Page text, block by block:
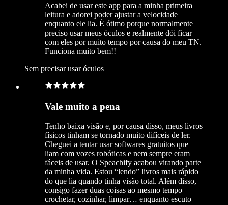
Acabei de usar este app para a minha primeira
leitura e adorei poder ajustar a velocidade
enquanto ele lia. É ótimo porque normalmente
preciso usar meus óculos e realmente dói ficar
com eles por muito tempo por causa do meu TN.
Funciona muito bem!!
Sem precisar usar óculos
Vale muito a pena
Tenho baixa visão e, por causa disso, meus livros
físicos tinham se tornado muito difíceis de ler.
Cheguei a tentar usar softwares gratuitos que
liam com vozes robóticas e nem sempre eram
fáceis de usar. O Speachify acabou virando parte
da minha vida. Estou “lendo” livros mais rápido
do que lia quando tinha visão total. Além disso,
consigo fazer duas coisas ao mesmo tempo —
crochetar, cozinhar, limpar… enquanto escuto